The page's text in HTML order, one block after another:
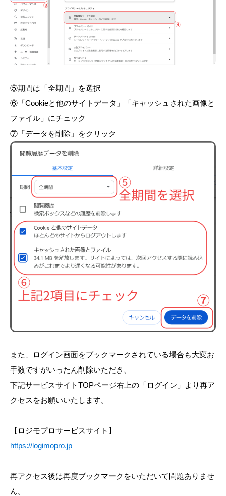
⑤期間は「全期間」を選択
⑥「Cookieと他のサイトデータ」「キャッシュされた画像と
ファイル」にチェック
⑦「データを削除」をクリック
また、ログイン画面をブックマークされている場合も大変お
手数ですがいったん削除いただき、
下記サービスサイトTOPページ右上の「ログイン」より再ア
クセスをお願いいたします。
【ロジモプロサービスサイト】
https://logimopro.jp
再アクセス後は再度ブックマークをいただいて問題ありませ
ん。